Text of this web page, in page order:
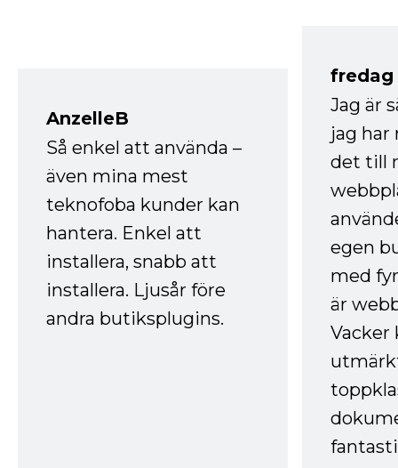
AnzelleB
Så enkel att använda –
även mina mest
teknofoba kunder kan
hantera. Enkel att
installera, snabb att
installera. Ljusår före
andra butiksplugins.
fredag
Jag är
jag
det till
egen
med
är
Vacker